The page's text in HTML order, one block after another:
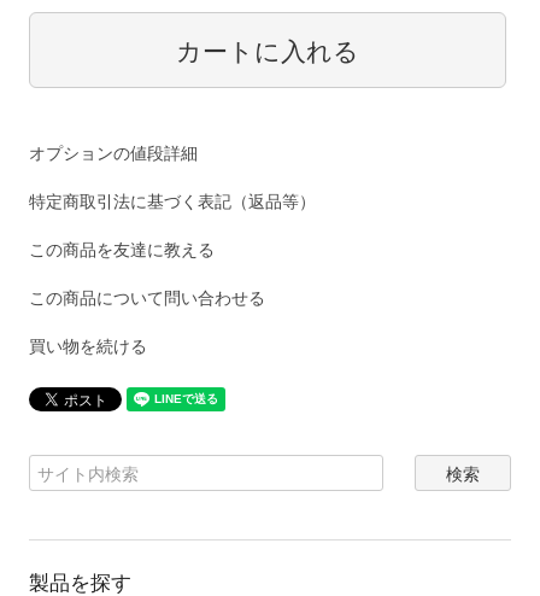
オプションの値段詳細
特定商取引法に基づく表記（返品等）
この商品を友達に教える
この商品について問い合わせる
買い物を続ける
製品を探す